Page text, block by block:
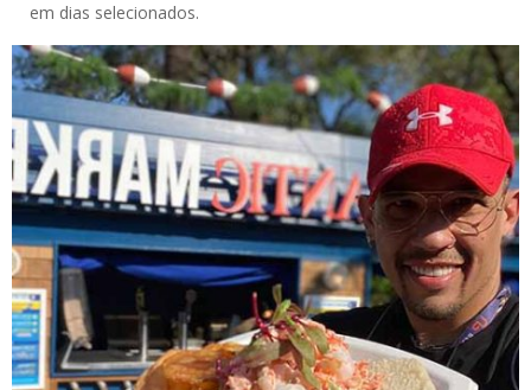
em dias selecionados.